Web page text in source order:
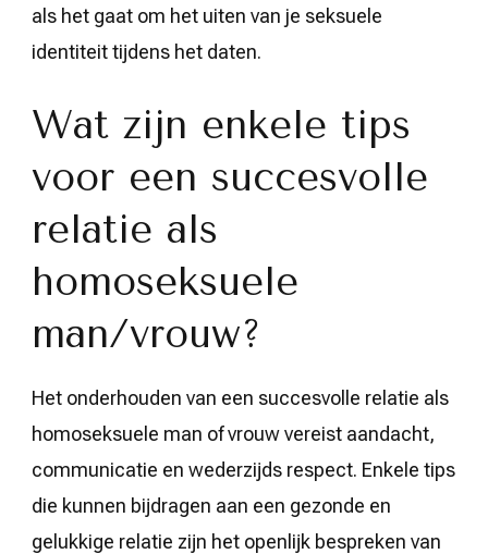
als het gaat om het uiten van je seksuele
identiteit tijdens het daten.
Wat zijn enkele tips
voor een succesvolle
relatie als
homoseksuele
man/vrouw?
Het onderhouden van een succesvolle relatie als
homoseksuele man of vrouw vereist aandacht,
communicatie en wederzijds respect. Enkele tips
die kunnen bijdragen aan een gezonde en
gelukkige relatie zijn het openlijk bespreken van